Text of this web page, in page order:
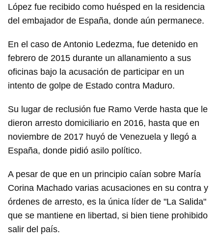
López fue recibido como huésped en la residencia
del embajador de España, donde aún permanece.
En el caso de Antonio Ledezma, fue detenido en
febrero de 2015 durante un allanamiento a sus
oficinas bajo la acusación de participar en un
intento de golpe de Estado contra Maduro.
Su lugar de reclusión fue Ramo Verde hasta que le
dieron arresto domiciliario en 2016, hasta que en
noviembre de 2017 huyó de Venezuela y llegó a
España, donde pidió asilo político.
A pesar de que en un principio caían sobre María
Corina Machado varias acusaciones en su contra y
órdenes de arresto, es la única líder de "La Salida"
que se mantiene en libertad, si bien tiene prohibido
salir del país.